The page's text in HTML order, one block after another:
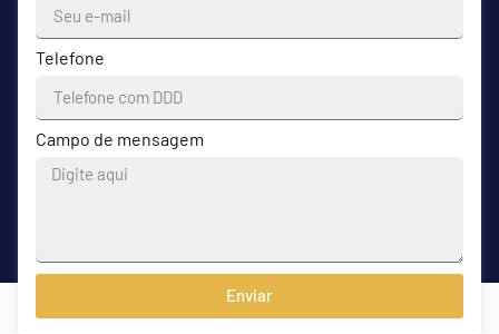
Telefone
Campo de mensagem
Enviar